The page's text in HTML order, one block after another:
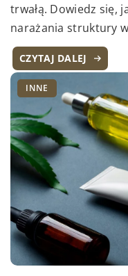
trwałą. Dowiedz się,
narażania struktury
CZYTAJ DALEJ
INNE